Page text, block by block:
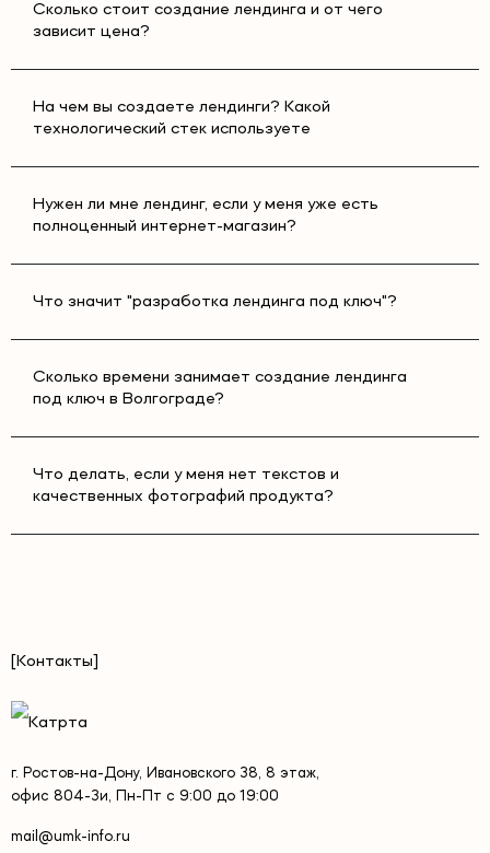
Сколько стоит создание лендинга и от чего
зависит цена?
На чем вы создаете лендинги? Какой
технологический стек используете
Нужен ли мне лендинг, если у меня уже есть
полноценный интернет-магазин?
Что значит "разработка лендинга под ключ"?
Сколько времени занимает создание лендинга
под ключ в Волгограде?
Что делать, если у меня нет текстов и
качественных фотографий продукта?
[Контакты]
г. Ростов-на-Дону, Ивановского 38, 8 этаж,
офис 804-3и, Пн-Пт с 9:00 до 19:00
mail@umk-info.ru